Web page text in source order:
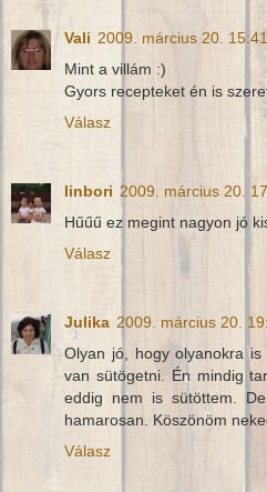
Vali 2009. március 20. 15:41
Mint a villám :)
Gyors recepteket én is
Válasz
linbori 2009. március 20.
Hűűű ez megint nagyon jó
Válasz
Julika 2009. március 20.
Olyan jó, hogy olyanokra
van sütögetni. Én mindig
eddig nem is sütöttem.
hamarosan. Köszönöm
Válasz